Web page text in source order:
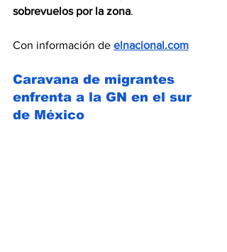
sobrevuelos por la zona.
Con información de elnacional.com
Caravana de migrantes
enfrenta a la GN en el sur
de México